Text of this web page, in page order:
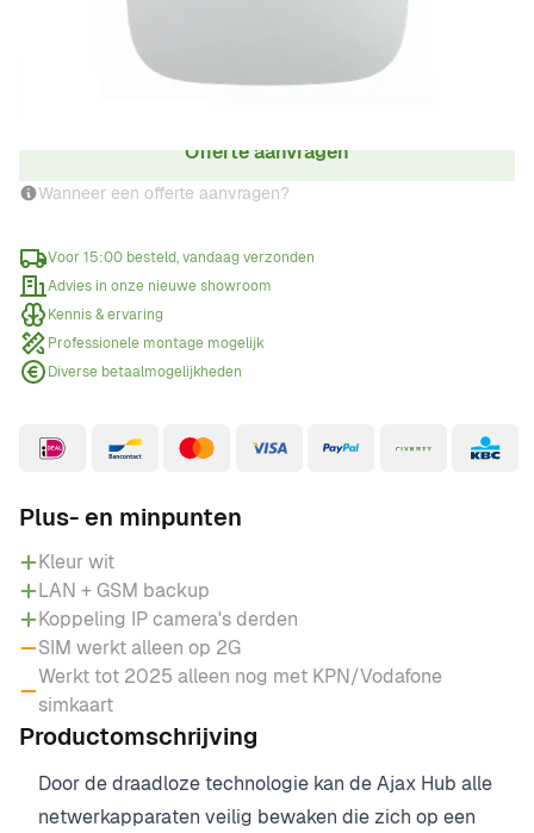
Offerte aanvragen
Wanneer een offerte aanvragen?
Voor 15:00 besteld, vandaag verzonden
Advies in onze nieuwe showroom
Kennis & ervaring
Professionele montage mogelijk
Diverse betaalmogelijkheden
Plus- en minpunten
Kleur wit
LAN + GSM backup
Koppeling IP camera's derden
SIM werkt alleen op 2G
Werkt tot 2025 alleen nog met KPN/Vodafone
simkaart
Productomschrijving
Door de draadloze technologie kan de Ajax Hub alle
netwerkapparaten veilig bewaken die zich op een